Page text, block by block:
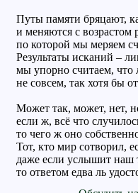
Путы памяти бряцают,
и меняются с возрастом
по которой мы меряем
Результаты исканий –
мы упорно считаем, что
не совсем, так хотя бы
Может так, может, нет,
если ж, всё что
то чего ж оно
Тот, кто мир сотворил,
даже если услышит наш
то ответом едва ль